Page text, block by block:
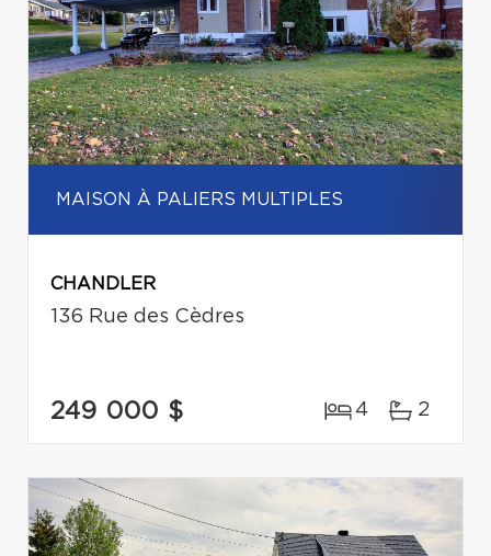
MAISON À PALIERS MULTIPLES
CHANDLER
136 Rue des Cèdres
249 000 $ 4 2